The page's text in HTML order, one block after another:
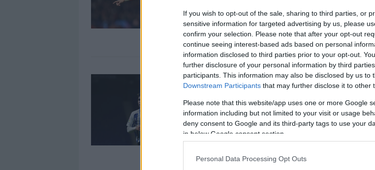
If you wish to opt-out of the sale, sharing to third parties, or
sensitive information for targeted advertising by us, please
confirm your selection. Please note that after your opt-out
continue seeing interest-based ads based on personal
information disclosed to third parties prior to your opt-out.
further disclosure of your personal information by third
participants. This information may also be disclosed by us to
Downstream Participants that may further disclose it to other
Please note that this website/app uses one or more Google
information including but not limited to your visit or usage
deny consent to Google and its third-party tags to use your
in below Google consent section.
Personal Data Processing Opt Outs
argentino Tadeo Allende, mientras que el Granada ha
como cedido a Facundo Pellistri. ¿Buenos fichajes
equipos de Comunio?
Jornada 10: cinco centrocampistas por un
plantilla
21. octubre 2021 PorJorge Antón|
Algunos equipos necesitan caras nuevas para revertir
situación. Aquí te mostramos cinco centrocampistas
más de un millón que podrían reforzar tu centro del